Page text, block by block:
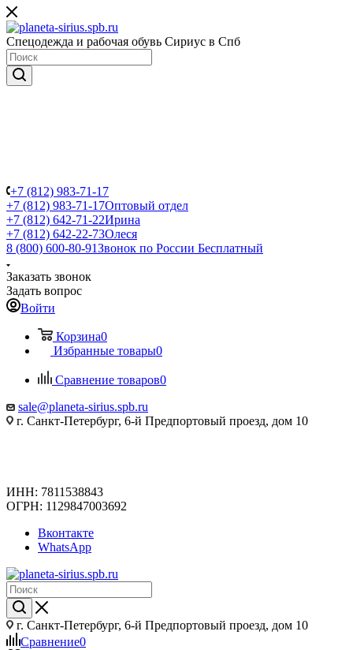
Спецодежда и рабочая обувь Сириус в Спб
+7 (812) 983-71-17
+7 (812) 983-71-17Оптовый отдел
+7 (812) 642-71-22Ирина
+7 (812) 642-22-73Олеся
8 (800) 600-80-91Звонок по России Бесплатный
Заказать звонок
Задать вопрос
Войти
Корзина0
Избранные товары0
Сравнение товаров0
sale@planeta-sirius.spb.ru
г. Санкт-Петербург, 6-й Предпортовый проезд, дом 10
ИНН: 7811538843
ОГРН: 1129847003692
Вконтакте
WhatsApp
г. Санкт-Петербург, 6-й Предпортовый проезд, дом 10
Сравнение0